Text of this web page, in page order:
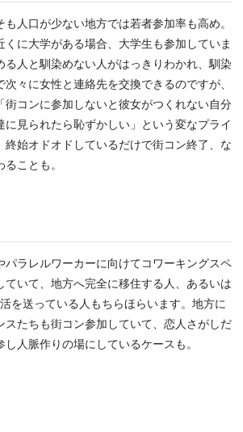
人口が少ない地方では若者参加率も高め。
くに大学がある場合、大学生も参加していま
る人と馴染めない人がはっきりわかれ、馴染
々に女性と連絡先を交換できるのですが、
街コンに参加しないと彼女がつくれない自分
に見られたら恥ずかしい」という変なプライ
終始オドオドしているだけで街コン終了、な
ことも。
パラレルワーカーに向けてコワーキングスペ
ていて、地方へ完全に移住する人、あるいは
を送っている人もちらほらいます。地方に
スたちも街コン参加していて、恋人さがしだ
人脈作りの場にしているケースも。